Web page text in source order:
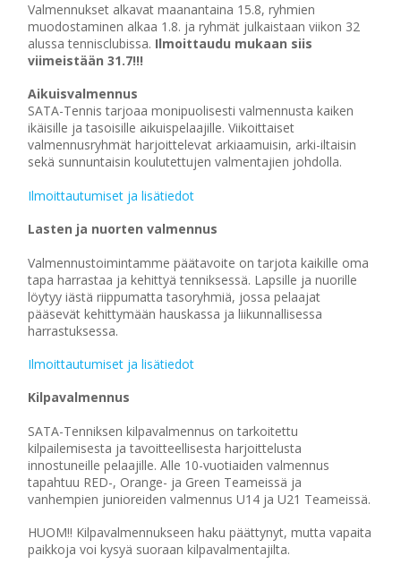
Valmennukset alkavat maanantaina 15.8, ryhmien
muodostaminen alkaa 1.8. ja ryhmät julkaistaan viikon 32
alussa tennisclubissa. Ilmoittaudu mukaan siis
viimeistään 31.7!!!
Aikuisvalmennus
SATA-Tennis tarjoaa monipuolisesti valmennusta kaiken
ikäisille ja tasoisille aikuispelaajille. Viikoittaiset
valmennusryhmät harjoittelevat arkiaamuisin, arki-iltaisin
sekä sunnuntaisin koulutettujen valmentajien johdolla.
Ilmoittautumiset ja lisätiedot
Lasten ja nuorten valmennus
Valmennustoimintamme päätavoite on tarjota kaikille oma
tapa harrastaa ja kehittyä tenniksessä. Lapsille ja nuorille
löytyy iästä riippumatta tasoryhmiä, jossa pelaajat
pääsevät kehittymään hauskassa ja liikunnallisessa
harrastuksessa.
Ilmoittautumiset ja lisätiedot
Kilpavalmennus
SATA-Tenniksen kilpavalmennus on tarkoitettu
kilpailemisesta ja tavoitteellisesta harjoittelusta
innostuneille pelaajille. Alle 10-vuotiaiden valmennus
tapahtuu RED-, Orange- ja Green Teameissä ja
vanhempien junioreiden valmennus U14 ja U21 Teameissä.
HUOM!! Kilpavalmennukseen haku päättynyt, mutta vapaita
paikkoja voi kysyä suoraan kilpavalmentajilta.